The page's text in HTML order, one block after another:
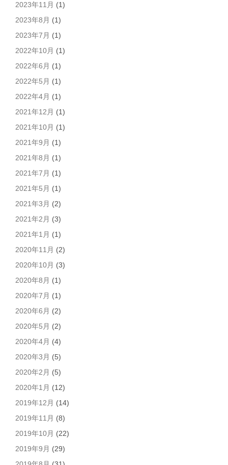
2023年11月 (1)
2023年8月 (1)
2023年7月 (1)
2022年10月 (1)
2022年6月 (1)
2022年5月 (1)
2022年4月 (1)
2021年12月 (1)
2021年10月 (1)
2021年9月 (1)
2021年8月 (1)
2021年7月 (1)
2021年5月 (1)
2021年3月 (2)
2021年2月 (3)
2021年1月 (1)
2020年11月 (2)
2020年10月 (3)
2020年8月 (1)
2020年7月 (1)
2020年6月 (2)
2020年5月 (2)
2020年4月 (4)
2020年3月 (5)
2020年2月 (5)
2020年1月 (12)
2019年12月 (14)
2019年11月 (8)
2019年10月 (22)
2019年9月 (29)